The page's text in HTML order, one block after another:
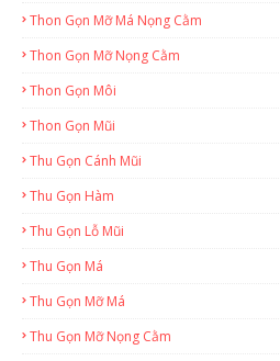
Thon Gọn Mỡ Má Nọng Cằm
Thon Gọn Mỡ Nọng Cằm
Thon Gọn Môi
Thon Gọn Mũi
Thu Gọn Cánh Mũi
Thu Gọn Hàm
Thu Gọn Lỗ Mũi
Thu Gọn Má
Thu Gọn Mỡ Má
Thu Gọn Mỡ Nọng Cằm